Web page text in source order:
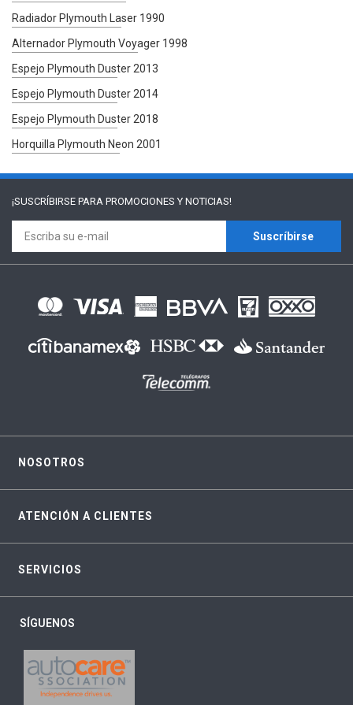
Radiador Plymouth Laser 1990
Alternador Plymouth Voyager 1998
Espejo Plymouth Duster 2013
Espejo Plymouth Duster 2014
Espejo Plymouth Duster 2018
Horquilla Plymouth Neon 2001
¡SUSCRÍBIRSE PARA PROMOCIONES Y NOTICIAS!
Suscríbirse
NOSOTROS
ATENCIÓN A CLIENTES
SERVICIOS
SÍGUENOS